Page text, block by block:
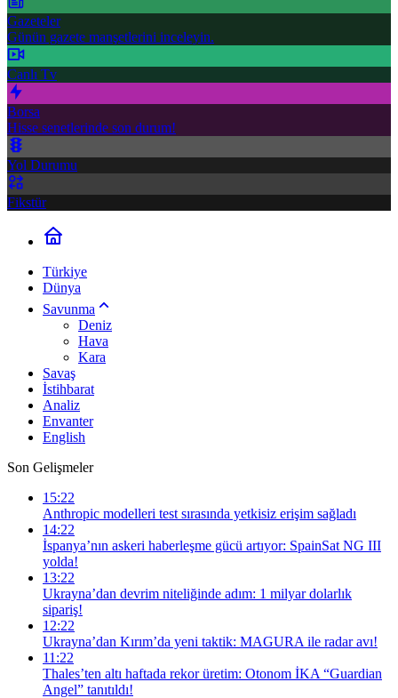
Gazeteler
Günün gazete manşetlerini inceleyin.
Canlı Tv
Borsa
Hisse senetlerinde son durum!
Yol Durumu
Fikstür
Türkiye
Dünya
Savunma
Deniz
Hava
Kara
Savaş
İstihbarat
Analiz
Envanter
English
Son Gelişmeler
15:22
Anthropic modelleri test sırasında yetkisiz erişim sağladı
14:22
İspanya’nın askeri haberleşme gücü artıyor: SpainSat NG III
yolda!
13:22
Ukrayna’dan devrim niteliğinde adım: 1 milyar dolarlık
sipariş!
12:22
Ukrayna’dan Kırım’da yeni taktik: MAGURA ile radar avı!
11:22
Thales’ten altı haftada rekor üretim: Otonom İKA “Guardian
Angel” tanıtıldı!